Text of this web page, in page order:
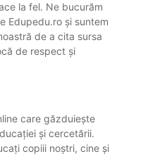
la fel. Ne bucurăm
Edupedu.ro și suntem
de a cita sursa
de respect și
care găzduiește
și cercetării.
copiii noștri, cine și